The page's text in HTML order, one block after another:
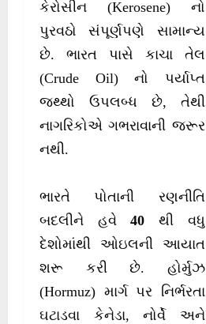
કેરોસીન (Kerosene) નો
પુરવઠો સંપૂર્ણપણે સામાન્ય
છે. ભારત પાસે કાચા તેલ
(Crude Oil) નો પર્યાપ્ત
જથ્થો ઉપલબ્ધ છે, તેથી
નાગરિકોએ ગભરાવાની જરૂર
નથી.
ભારતે પોતાની રણનીતિ
બદલીને હવે40 થી વધુ
દેશોમાંથી ઓઇલની આયાત
શરૂ કરી છે. હોર્મુઝ
(Hormuz) માર્ગ પર નિર્ભરતા
ઘટાડવા કેનેડા, નોર્વે અને